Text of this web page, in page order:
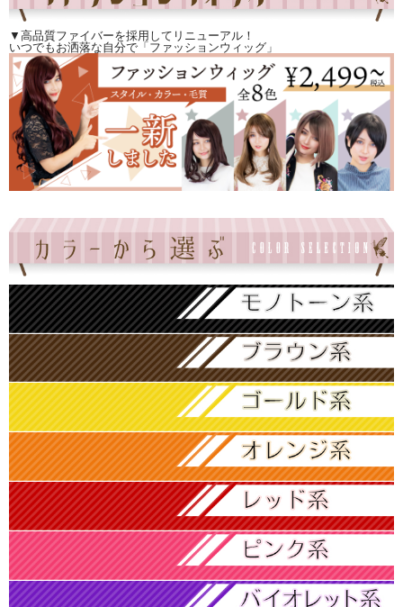
▼高品質ファイバーを採用してリニューアル！
いつでもお洒落な自分で「ファッションウィッグ」